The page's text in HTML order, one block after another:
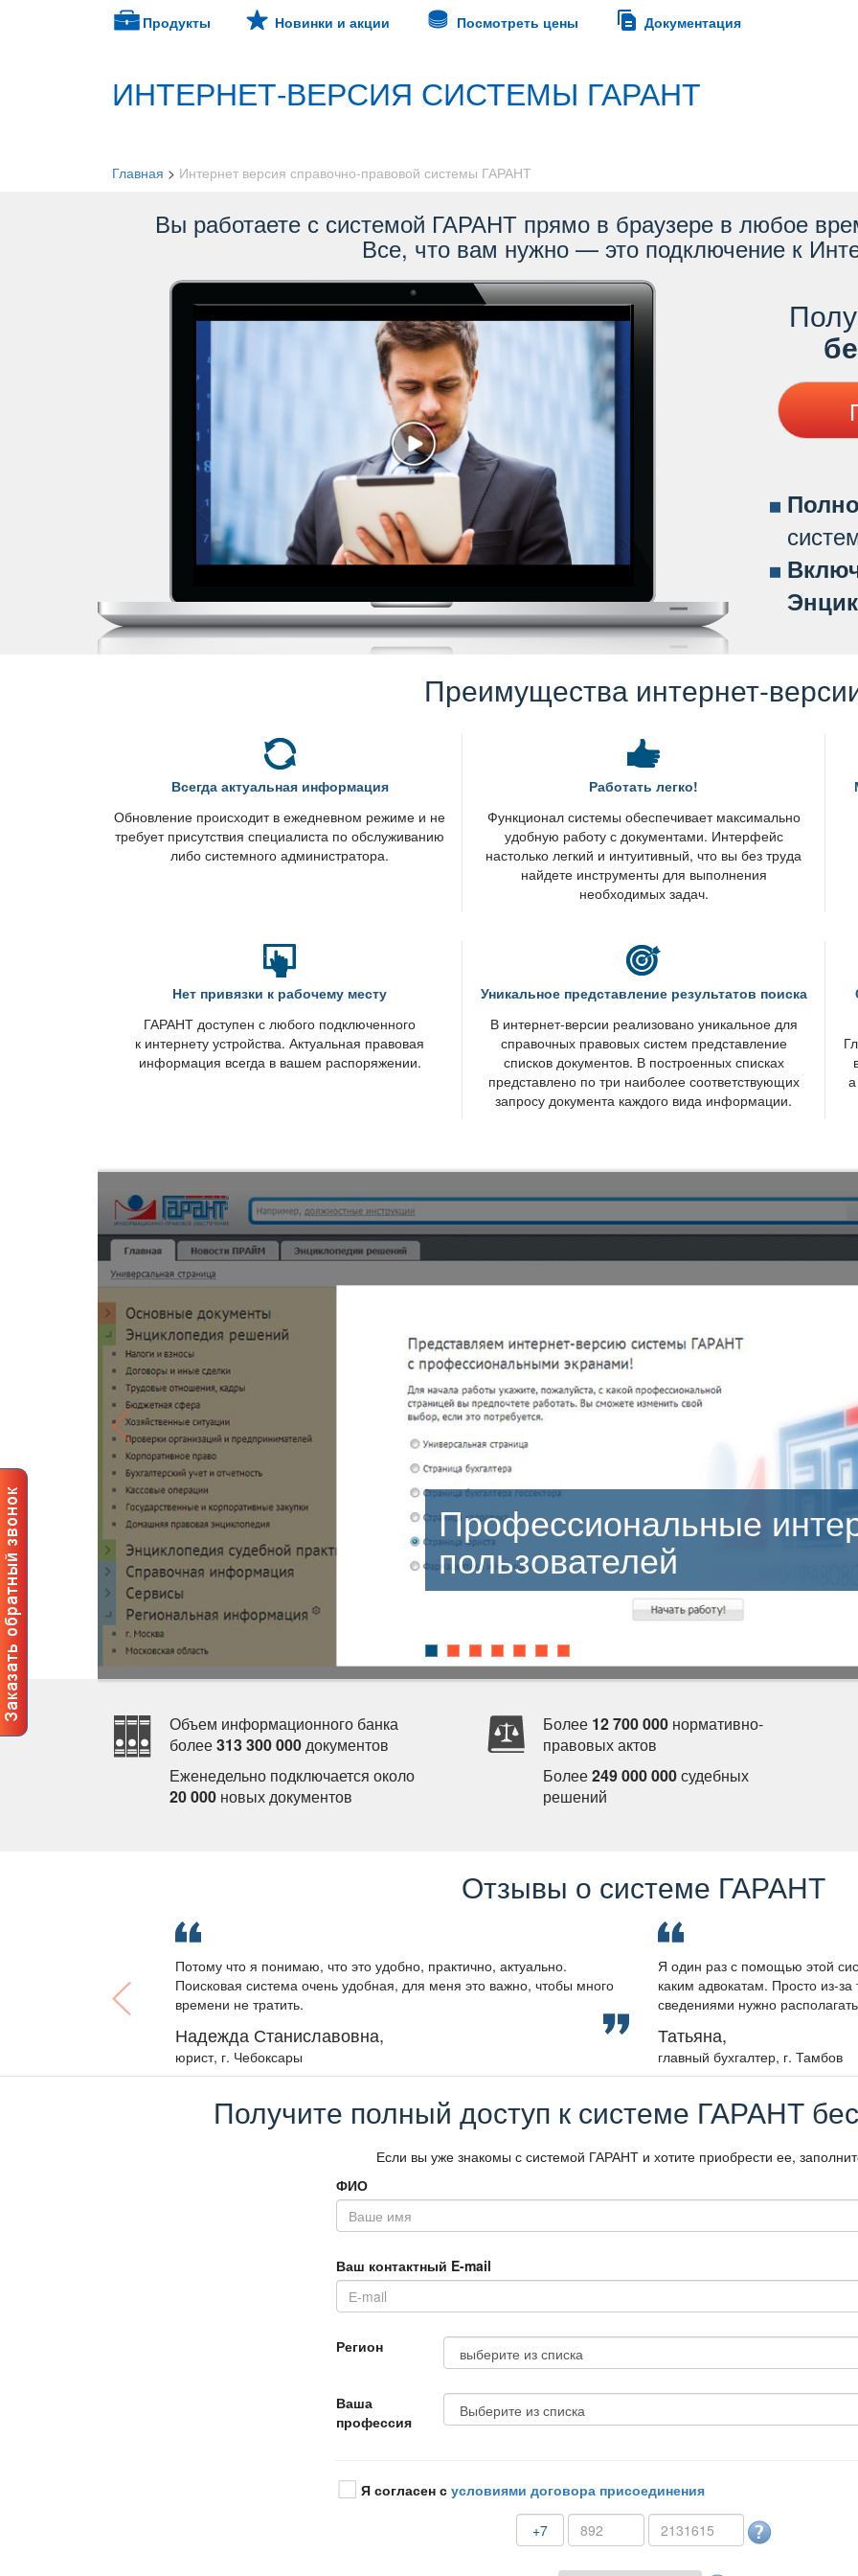
Продукты Новинки и акции Посмотреть цены Документация
ИНТЕРНЕТ-ВЕРСИЯ СИСТЕМЫ ГАРАНТ
Главная > Интернет версия справочно-правовой системы ГАРАНТ
ы работаете с системой ГАРАНТ прямо в браузере в любое
се, что вам нужно — это подключение к
Преимущества интернет-
сегда актуальная информация
Обновление происходит в ежедневном режиме и не
требует присутствия специалиста по обслуживанию
либо системного администратора.
Работать легко!
Функционал системы обеспечивает максимально
удобную работу с документами. Интерфейс
настолько легкий и интуитивный, что вы без труда
найдете инструменты для выполнения
необходимых задач.
Нет привязки к рабочему месту
ГАРАНТ доступен с любого подключенного
к интернету устройства. Актуальная правовая
информация всегда в вашем распоряжении.
Уникальное представление результатов поиска
интернет-версии реализовано уникальное для
справочных правовых систем представление
списков документов. В построенных списках
представлено по три наиболее соответствующих
запросу документа каждого вида информации.
Профессиональные
пользователей
Объем информационного банка
олее313 300 000документо
Еженедельно подключается около
20 000 новых документо
Более 12 700 000 нормативно-
правовых акто
Более249 000 000судебных
решений
Отзывы о системе ГАРАНТ
Потому что я понимаю, что это удобно, практично, актуально.
Поисковая система очень удобная, для меня это важно, чтобы много
ремени не тратить.
Надежда Станиславовна,
юрист, г. Чебоксары
Я один раз с помощью этой
каким адвокатам. Просто из-
сведениями нужно
Татьяна,
лавный бухгалтер, г. Тамбо
Получите полный доступ к системе ГАРАНТ
Если вы уже знакомы с системой ГАРАНТ и хотите приобрести ее,
ФИО
аш контактный E-mail
Регион
аша
профессия
Я согласен с условиями договора присоединения
+7